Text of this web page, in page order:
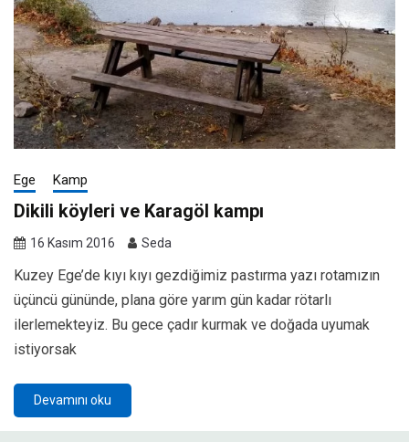
Ege Kamp
Dikili köyleri ve Karagöl kampı
16 Kasım 2016 Seda
Kuzey Ege’de kıyı kıyı gezdiğimiz pastırma yazı rotamızın
üçüncü gününde, plana göre yarım gün kadar rötarlı
ilerlemekteyiz. Bu gece çadır kurmak ve doğada uyumak
istiyorsak
Devamını oku